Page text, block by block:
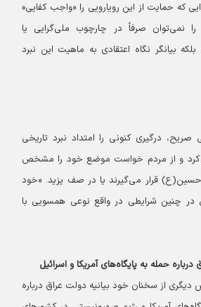
که حمایت از این رویارویی را «واجب کفایی»
نمی‌توان صرفاً در چارچوب ملی‌گرایی یا
بیانگر نگاه اعتقادی به ماهیت این نبرد
درگیری کنونی را امتداد نبرد تاریخی
و از مردم خواست موضع خود را مشخص
قرار می‌گیرند یا در صف یزید. «خود
در چنین شرایطی در واقع نوعی همسویی با
حمله به پایگاه‌های آمریکا و اسرائیل
از سخنان خود بیانیه دولت عراق درباره